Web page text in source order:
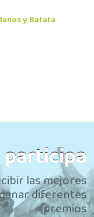
y Batata
las mejores
diferentes
premios